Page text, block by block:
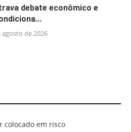
debate econômico e
agosto de 2026
colocado em risco